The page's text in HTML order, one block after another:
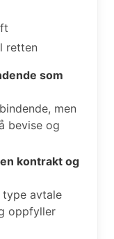
retten
som
men
bevise og
kontrakt og
type avtale
oppfyller